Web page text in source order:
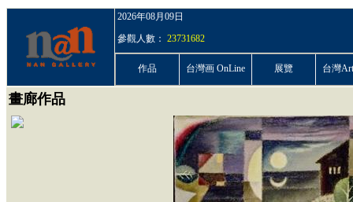
2026年08月09日
參觀人數： 23731682
作品 台灣画 OnLine 展覽 台灣
畫廊作品